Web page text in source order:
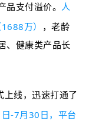
支付溢价。 人
万）
，老龄
、健康类产品长
线，迅速打通了
-7月30日，平台